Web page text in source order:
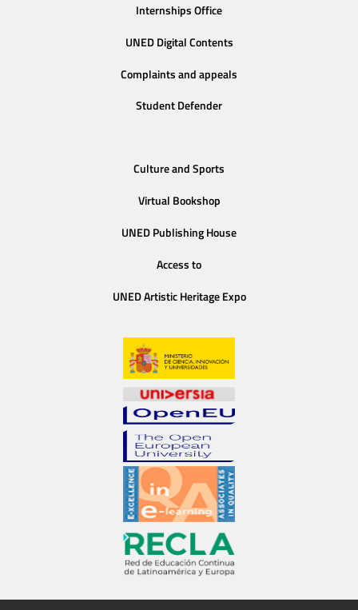
Internships Office
UNED Digital Contents
Complaints and appeals
Student Defender
Culture and Sports
Virtual Bookshop
UNED Publishing House
Access to
UNED Artistic Heritage Expo